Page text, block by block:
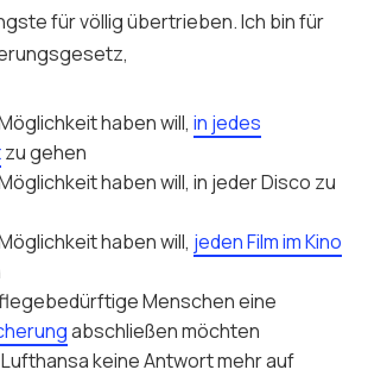
für völlig übertrieben. Ich bin für
haben will, in jedes
zu gehen
haben will, in jeder Disco zu
haben will, jeden Film im Kino
Menschen eine
abschließen möchten
keine Antwort mehr auf